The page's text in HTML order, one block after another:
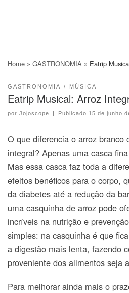
Home » GASTRONOMIA » Eatrip
GASTRONOMIA MÚSICA
Eatrip Musical: Arroz
por Jojoscope | Publicado 15 de junho
O que diferencia o arroz branco
integral? Apenas uma casca
Mas essa casca faz toda a
efeitos benéficos para o corpo,
da diabetes até a redução da
uma casquinha de arroz pode
incríveis na nutrição e
simples: na casquinha é que
a digestão mais lenta, fazendo
proveniente dos alimentos seja
Para melhorar ainda mais o